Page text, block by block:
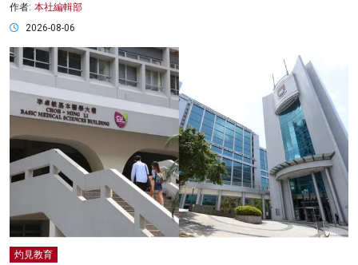
作者: 本社編輯部
2026-08-06
灼見教育